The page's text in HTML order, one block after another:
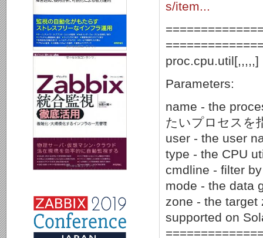
s/item...
Parameters:
name - the
たいプロセスを
user - the user
type - the CPU
cmdline - filter
mode - the data
zone - the target
supported on